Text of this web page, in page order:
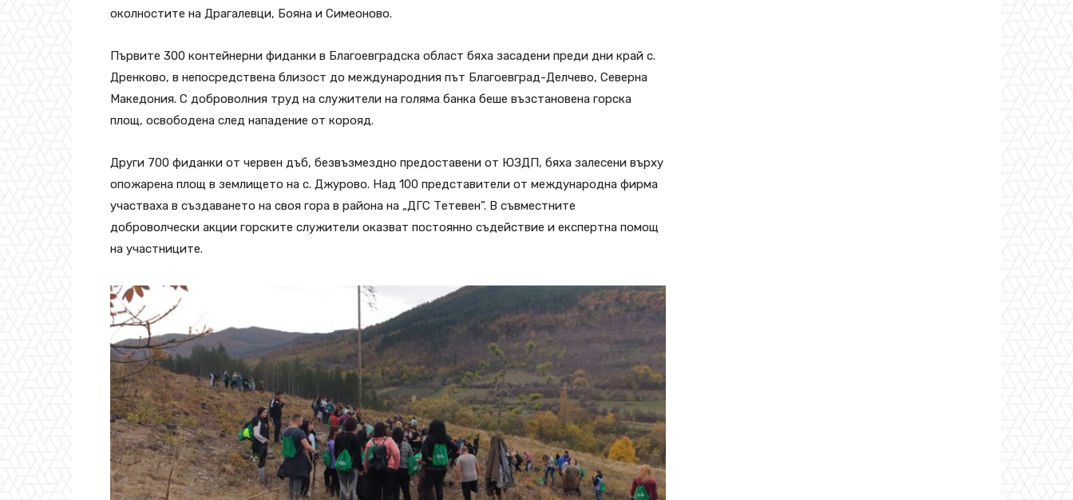
околностите на Драгалевци, Бояна и Симеоново.
Първите 300 контейнерни фиданки в Благоевградска област бяха засадени преди дни край с.
Дренково, в непосредствена близост до международния път Благоевград-Делчево, Северна
Македония. С доброволния труд на служители на голяма банка беше възстановена горска
площ, освободена след нападение от корояд.
Други 700 фиданки от червен дъб, безвъзмездно предоставени от ЮЗДП, бяха залесени върху
опожарена площ в землището на с. Джурово. Над 100 представители от международна фирма
участваха в създаването на своя гора в района на „ДГС Тетевен”. В съвместните
доброволчески акции горските служители оказват постоянно съдействие и експертна помощ
на участниците.